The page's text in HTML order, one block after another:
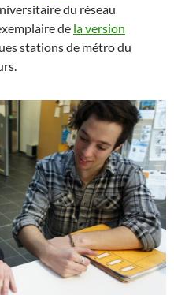
du réseau
de la version
stations de métro du